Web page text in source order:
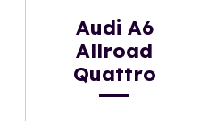
Audi A6
Allroad
Quattro